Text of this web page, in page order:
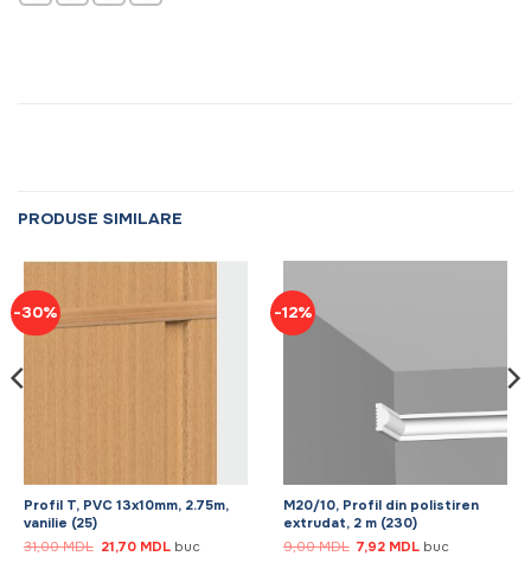
PRODUSE SIMILARE
-30%
Profil T, PVC 13x10mm, 2.75m,
vanilie (25)
31,00MDL Prețul
inițial
21,70 MDLPrețul
buc
-12%
M20/10, Profil din polistiren
extrudat, 2 m (230)
9,00MDL Prețul
inițial
7,92 MDLPrețul
buc